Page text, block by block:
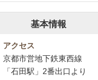
基本情報
アクセス
京都市営地下鉄東西線
「石田駅」2番出口より